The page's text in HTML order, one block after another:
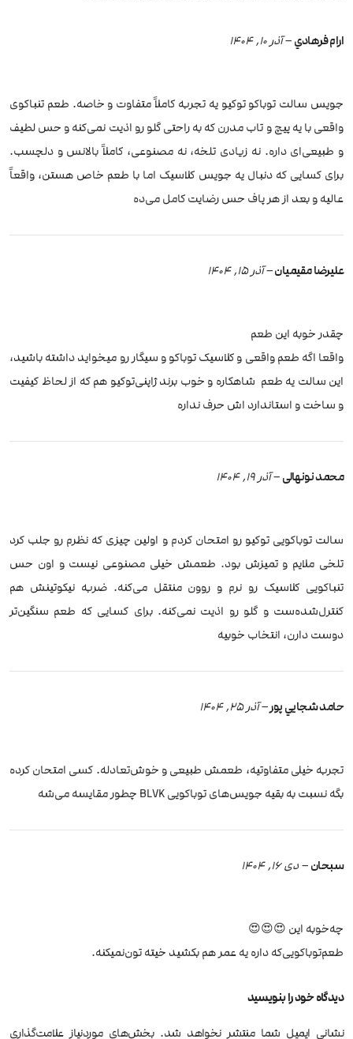
ارام فرهادي–آذر 10, 1404
جویس سالت توباكو توکیو یه تجربه کاملاً متفاوت و خاصه. طعم تنباکوی
واقعی با یه پیچ و تاب مدرن که به راحتی گلو رو اذیت نمی‌کنه و حس لطیف
و طبیعی‌ای داره. نه زیادی تلخه، نه مصنوعی، کاملاً بالانس و دلچسب.
برای کسایی که دنبال یه جویس کلاسیک اما با طعم خاص هستن، واقعاً
عالیه و بعد از هر پاف حس رضایت کامل می‌ده
علیرضا مقیمیان–آذر 15, 1404
چقدر خوبه این طعم
واقعا اگه طعم واقعی و کلاسیک توباکو و سیگار رو میخواید داشته باشید،
این سالت یه طعم ‌ شاهکاره و خوب برند ژاپنی‌توکیو هم که از لحاظ کیفیت
و ساخت و استاندارد اش حرف نداره
محمد نونهالی–آذر 19, 1404
سالت توباکویی توکیو رو امتحان کردم و اولین چیزی که نظرم رو جلب کرد
تلخی ملایم و تمیزش بود. طعمش خیلی مصنوعی نیست و اون حس
تنباکویی کلاسیک رو نرم و روون منتقل می‌کنه. ضربه نیکوتینش هم
کنترل‌شده‌ست و گلو رو اذیت نمی‌کنه. برای کسایی که طعم سنگین‌تر
دوست دارن، انتخاب خوبیه
حامد شجايي پور–آذر 25, 1404
تجربه خیلی متفاوتیه، طعمش طبیعی و خوش‌تعادله. کسی امتحان کرده
بگه نسبت به بقیه جویس‌های توباکویی BLVK چطور مقایسه می‌شه
سبحان–دی 16, 1404
چه‌‌خوبه این 😍😍😍
طعم‌توباکویی‌که داره یه عمر هم بکشید خیته تون‌نمیکنه.
دیدگاه خود را بنویسید
نشانی ایمیل شما منتشر نخواهد شد. بخش‌های موردنیاز علامت‌گذاری